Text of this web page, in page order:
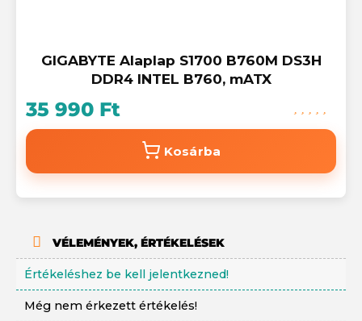
GIGABYTE Alaplap S1700 B760M DS3H
DDR4 INTEL B760, mATX
35 990 Ft
Kosárba
VÉLEMÉNYEK, ÉRTÉKELÉSEK
Értékeléshez be kell jelentkezned!
Még nem érkezett értékelés!